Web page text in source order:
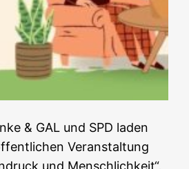
& GAL und SPD laden
Veranstaltung
und Menschlichkeit“,